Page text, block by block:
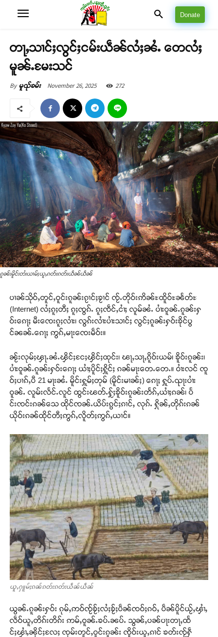
Donate
တႃႇသၢင်ႈလွင်ႈငမ်းယဵၼ်လႆႈၼႆႉ တေလႆႈ
မူၼ်ႉမႄးသင်
By မူၺ်ၶမ်း November 26, 2025 272
ၵူၼ်းမိူင်းတႆးယၢမ်ႈယူႇၵတ်းၵတ်းယဵၼ်ယဵၼ်
ပၢၼ်သိုဝ်ႇတူင်ႇဝူင်းၵူၼ်းၵႂၢင်ႈၶႂၢင် ၸႂ်ႉတိုဝ်းဢိၼ်ႊထိူဝ်ႊၼႅတ်ႊ
(Internet) လႆႈၵူႈတီႈ ၵူႈၸွၵ်ႉ ၵူႈၸဵင်ႇငၢႆႈ လူမ်ၼႆႉ ပၢႆးဝူၼ်ႉၵူၼ်းႁ
ဝ်းၵေႃႈ မီးၸေးၵူႈလၢႆး၊ လွၵ်းလၢႆးပၢႆးသၢင်ႈ လွင်ႈၵူၼ်းႁဝ်းၶိုင်ပွ
င်ၼၼ်ႉၵေႃႈ ဢွၵ်ႇမႃးၸေးမဵဝ်း။
ၼႂ်းလုမ်ႈၾႃႉၼႆႉၾိင်ႈငႄႈၾိင်ႈထုင်း၊ ၽႃႇသႃႇၵိူဝ်းယမ်၊ ၶိူဝ်းၵူၼ်း၊
ပၢႆးဝူၼ်ႉၵူၼ်းႁဝ်းၵေႃႈ ယၢႆႈပိူင်ႈႁိူင်ႈ ၵၼ်မႃးတေႉတေႉ။ ဝၢႆးလင် ၸူ
ဝ်ႈပၢၵ်ႇပီ 21 မႃးၼႆႉ မိူင်းႁူမ်ႈတုမ် (မိူင်းမၢၼ်ႈ) ၵေႃႈ ႁူပ်ႉၺႃးပၢႆး
ဝူၼ်ႉ လူမ်းလႅင်ႉလူင် ထွင်းၽတ်ႉႁႂ်ႈၶိူဝ်းၵူၼ်းတႅၵ်ႇယၢႆႈၵၼ်၊ ပႅ
င်းၸင်းၵၼ်သေ ထိုင်ၸၼ်ႉယိပ်းၵွင်ႈၵၢင်ႇ လုၵ်ႉ ႁိုၼ်ႇတိုၵ်းၵၼ်
ယိုဝ်းၵၼ်ထိုင်တီႈဢွၵ်ႇလိူတ်ႈဢွၵ်ႇယၢင်။
ယူႇႁူမ်ႈၵၼ်ၵတ်းၵတ်းယဵၼ်ယဵၼ်
ယွၼ်ႉၵူၼ်းႁဝ်း ၵုမ်ႇဢဝ်ၸႂ်ၶႂ်ႈလႆႈၶႂ်ႈပဵၼ်ၸဝ်ႈၵဝ်ႇ ပဵၼ်ပိူင်ယႂ်ႇၾၢႆႇ
လဵဝ်ယူႇတိၵ်းတိၵ်း ဢမ်ႇဝူၼ်ႉၶပ်ႉၼပ်ႉ သွၼ်ႇပၼ်ပႃးတႃႇထႅ
င်ႈၾၢႆႇၼိုင်ႈလႄႈ ၸုမ်းတူင်ႇဝူင်းၵူၼ်း ၸိူဝ်းယူႇၵၢင် ၶတ်းၸႂ်ႁဵ